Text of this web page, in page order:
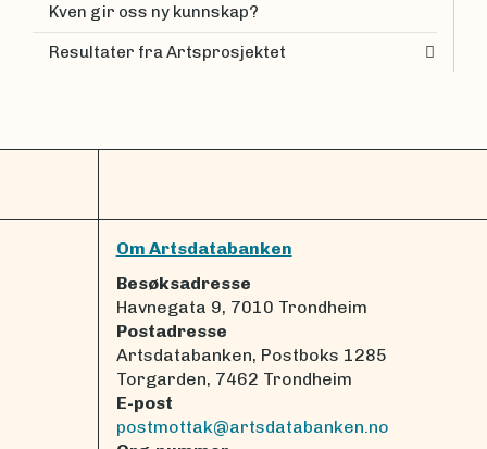
Kven gir oss ny kunnskap?
Resultater fra Artsprosjektet
Om Artsdatabanken
Besøksadresse
Havnegata 9, 7010 Trondheim
Postadresse
Artsdatabanken, Postboks 1285
Torgarden, 7462 Trondheim
E-post
postmottak@artsdatabanken.no